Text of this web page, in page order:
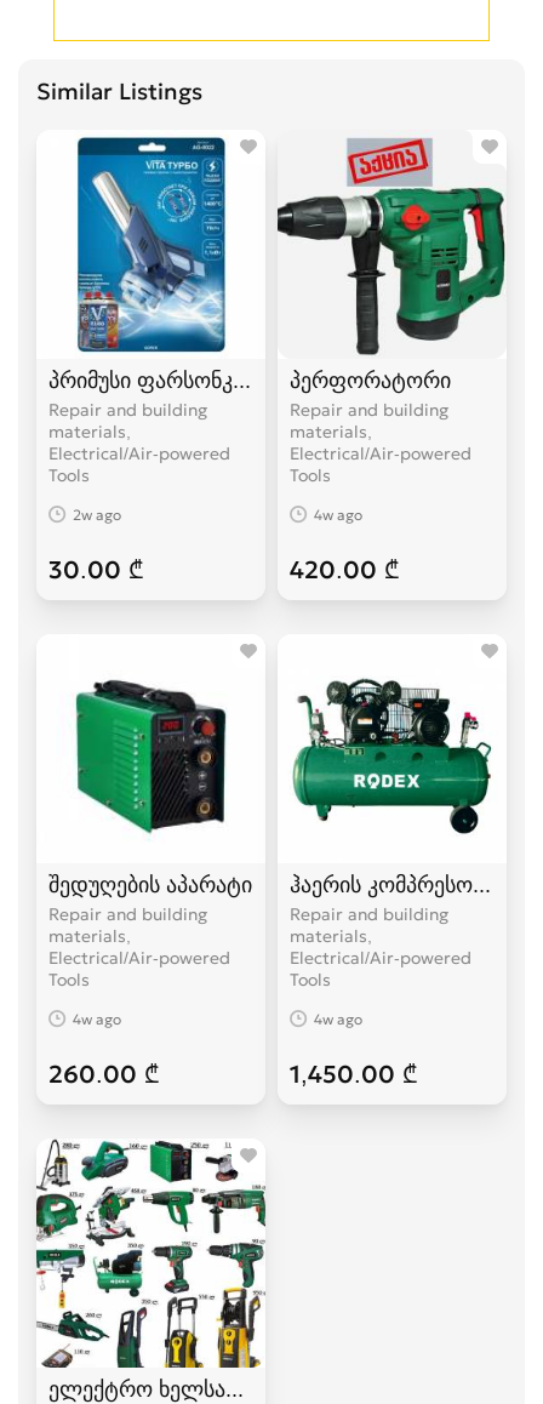
Similar Listings
პრიმუსი ფარსონკა ფუსფუსა
Repair and building
materials,
Electrical/Air-powered
Tools
2w ago
30.00 ₾
პერფორატორი
Repair and building
materials,
Electrical/Air-powered
Tools
4w ago
420.00 ₾
შედუღების აპარატი
Repair and building
materials,
Electrical/Air-powered
Tools
4w ago
260.00 ₾
ჰაერის კომპრესორი
Repair and building
materials,
Electrical/Air-powered
Tools
4w ago
1,450.00 ₾
ელექტრო ხელსაწყოები